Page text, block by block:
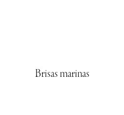
Brisas marinas